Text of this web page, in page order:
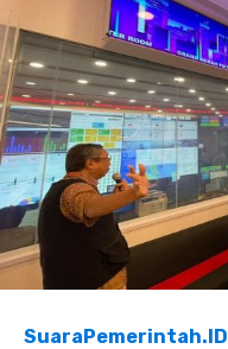
SuaraPemerintah.ID